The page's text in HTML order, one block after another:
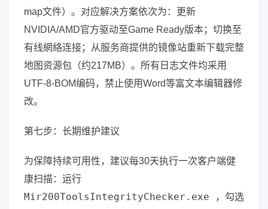
map文件）。对应解决方案依次为：更新
NVIDIA/AMD官方驱动至Game Ready版本；切换至
有线網絡连接；从服务商提供的镜像站重新下载完整
地图资源包（约217MB）。所有日志文件均采用
UTF-8-BOM编码，禁止使用Word等富文本编辑器修
改。
第七步：长期维护建议
为保障持续可用性，建议每30天执行一次客户端健
康扫描：运行
Mir200ToolsIntegrityChecker.exe
，勾选